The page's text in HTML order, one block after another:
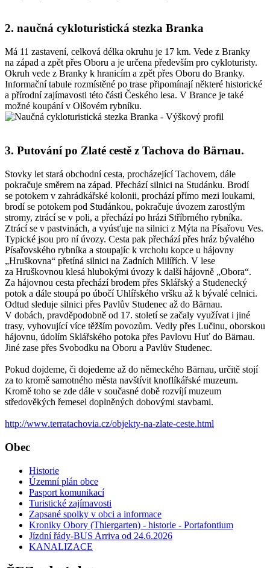
2. naučná cykloturistická stezka Branka
Má 11 zastavení, celková délka okruhu je 17 km. Vede z Branky
na západ a zpět přes Oboru a je určena především pro cykloturisty.
Okruh vede z Branky k hranicím a zpět přes Oboru do Branky.
Informační tabule rozmístěné po trase připomínají některé historické
a přírodní zajímavosti této části Českého lesa. V Brance je také
možné koupání v Olšovém rybníku.
3. Putování po Zlaté cestě z Tachova do Bärnau.
Stovky let stará obchodní cesta, procházející Tachovem, dále
pokračuje směrem na západ. Přechází silnici na Studánku. Brodí
se potokem v zahrádkářské kolonii, prochází přímo mezi loukami,
brodí se potokem pod Studánkou, pokračuje úvozem zarostlým
stromy, ztrácí se v poli, a přechází po hrázi Stříbrného rybníka.
Ztrácí se v pastvinách, a vyúsťuje na silnici z Mýta na Písařovu Ves.
Typické jsou pro ní úvozy. Cesta pak přechází přes hráz bývalého
Písařovského rybníka a stoupajíc k vrcholu kopce u hájovny
„Hruškovna“ přetíná silnici na Zadních Milířích. V lese
za Hruškovnou klesá hlubokými úvozy k další hájovně „Obora“.
Za hájovnou cesta přechází brodem přes Sklářský a Studenecký
potok a dále stoupá po úbočí Uhlířského vršku až k bývalé celnici.
Odtud sleduje silnici přes Pavlův Studenec až do Bärnau.
V dobách, pravděpodobně od 17. století se začaly využívat i jiné
trasy, vyhovující více těžším povozům. Vedly přes Lučinu, oborskou
hájovnu, údolím Sklářského potoka přes Pavlovu Huť do Bärnau.
Jiné zase přes Svobodku na Oboru a Pavlův Studenec.
Pokud dojdeme, či dojedeme až do německého Bärnau, určitě stojí
za to kromě samotného města navštívit knoflíkářské muzeum.
Kromě toho se zde dále v současné době rozvíjí muzeum
středověkých řemesel doplněných dobovými stavbami.
http://www.terratachovia.cz/objekty-na-zlate-ceste.html
Obec
Historie
Územní plán obce
Pasport komunikací
Turistické zajímavosti
Zapsané spolky v obci a informace
Kroniky Obory (Thiergarten) - historie - Portafontium
Jízdní řády-BUS Arriva od 24.6.2026
KANALIZACE